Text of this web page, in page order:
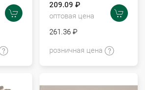
209.09 ₽
оптовая цена
261.36 ₽
розничная цена